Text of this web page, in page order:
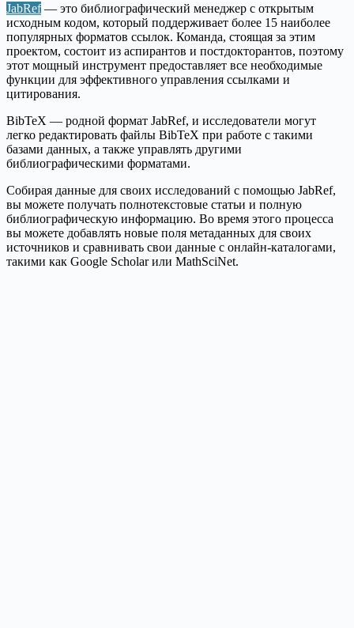
JabRef — это библиографический менеджер с открытым
исходным кодом, который поддерживает более 15 наиболее
популярных форматов ссылок. Команда, стоящая за этим
проектом, состоит из аспирантов и постдокторантов, поэтому
этот мощный инструмент предоставляет все необходимые
функции для эффективного управления ссылками и
цитирования.
BibTeX — родной формат JabRef, и исследователи могут
легко редактировать файлы BibTeX при работе с такими
базами данных, а также управлять другими
библиографическими форматами.
Собирая данные для своих исследований с помощью JabRef,
вы можете получать полнотекстовые статьи и полную
библиографическую информацию. Во время этого процесса
вы можете добавлять новые поля метаданных для своих
источников и сравнивать свои данные с онлайн-каталогами,
такими как Google Scholar или MathSciNet.